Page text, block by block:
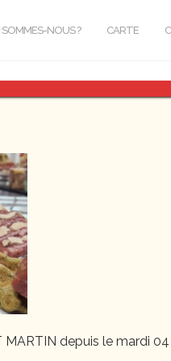
SOMMES-NOUS ? CARTE
depuis le mardi